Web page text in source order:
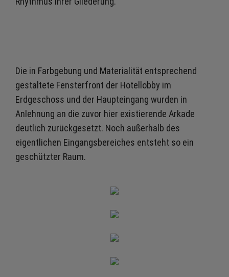
Die in Farbgebung und Materialität entsprechend
gestaltete Fensterfront der Hotellobby im
Erdgeschoss und der Haupteingang wurden in
Anlehnung an die zuvor hier existierende Arkade
deutlich zurückgesetzt. Noch außerhalb des
eigentlichen Eingangsbereiches entsteht so ein
geschützter Raum.